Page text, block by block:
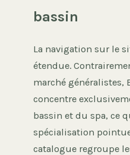
bassin
La navigation sur le
étendue.
marché généralistes,
concentre
bassin et du spa, ce
spécialisation
catalogue regroupe